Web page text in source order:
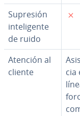
Supresión
in­te­li­ge­n­te
de ruido
Atención al
cliente
cia